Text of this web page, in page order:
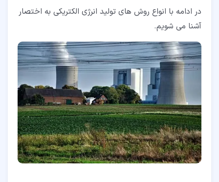
در ادامه با انواع روش های تولید انرژی الکتریکی به اختصار
آشنا می شویم.